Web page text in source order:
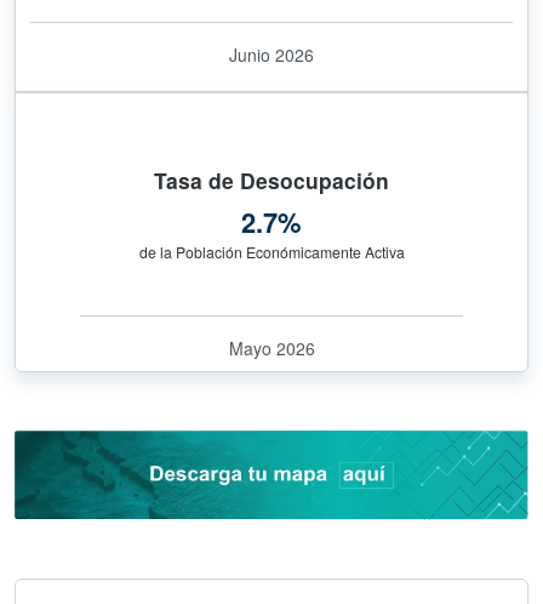
Junio 2026
Tasa de Desocupación
2.7%
de la Población Económicamente Activa
Mayo 2026